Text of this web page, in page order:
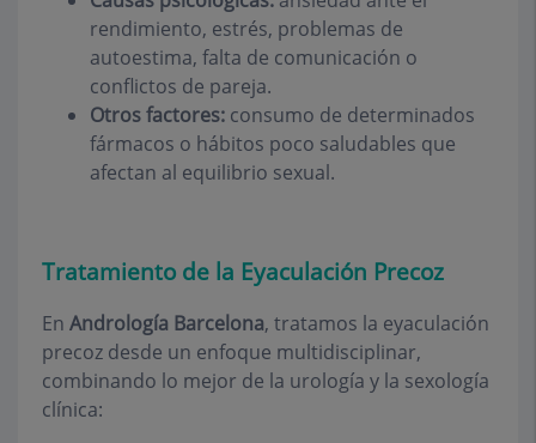
rendimiento, estrés, problemas de
autoestima, falta de comunicación o
conflictos de pareja.
Otros factores: consumo de determinados
fármacos o hábitos poco saludables que
afectan al equilibrio sexual.
Tratamiento de la Eyaculación Precoz
En Andrología Barcelona, tratamos la eyaculación
precoz desde un enfoque multidisciplinar,
combinando lo mejor de la urología y la sexología
clínica: